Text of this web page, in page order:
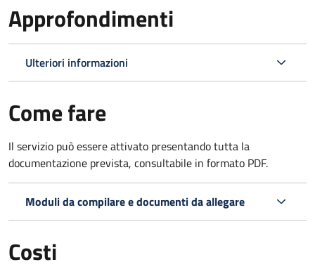
Approfondimenti
Ulteriori informazioni
Come fare
Il servizio può essere attivato presentando tutta la
documentazione prevista, consultabile in formato PDF.
Moduli da compilare e documenti da allegare
Costi